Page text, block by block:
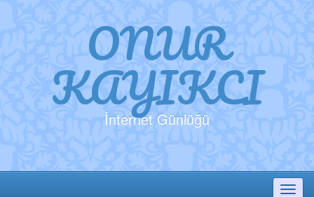
ONUR
KAYIKCI
İnternet Günlüğü